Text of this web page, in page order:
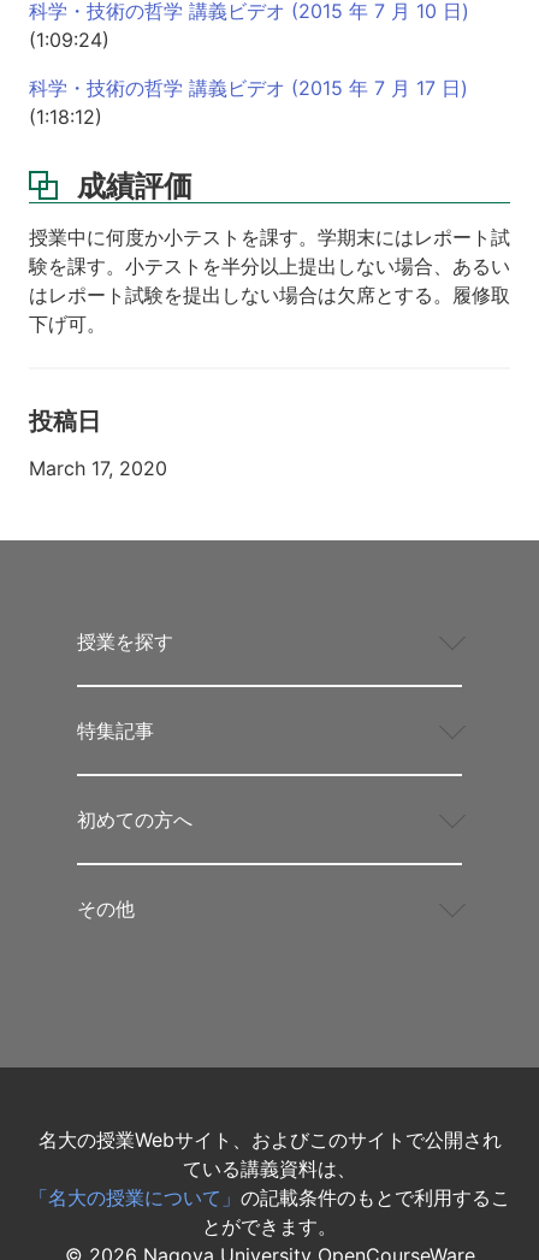
科学・技術の哲学 講義ビデオ (2015 年 7 月 10 日)
(1:09:24)
科学・技術の哲学 講義ビデオ (2015 年 7 月 17 日)
(1:18:12)
成績評価
授業中に何度か小テストを課す。学期末にはレポート試
験を課す。小テストを半分以上提出しない場合、あるい
はレポート試験を提出しない場合は欠席とする。履修取
下げ可。
投稿日
March 17, 2020
授業を探す
特集記事
初めての方へ
その他
名大の授業Webサイト、およびこのサイトで公開され
ている講義資料は、
「名大の授業について」 の記載条件のもとで利用するこ
とができます。
© 2026 Nagoya University OpenCourseWare